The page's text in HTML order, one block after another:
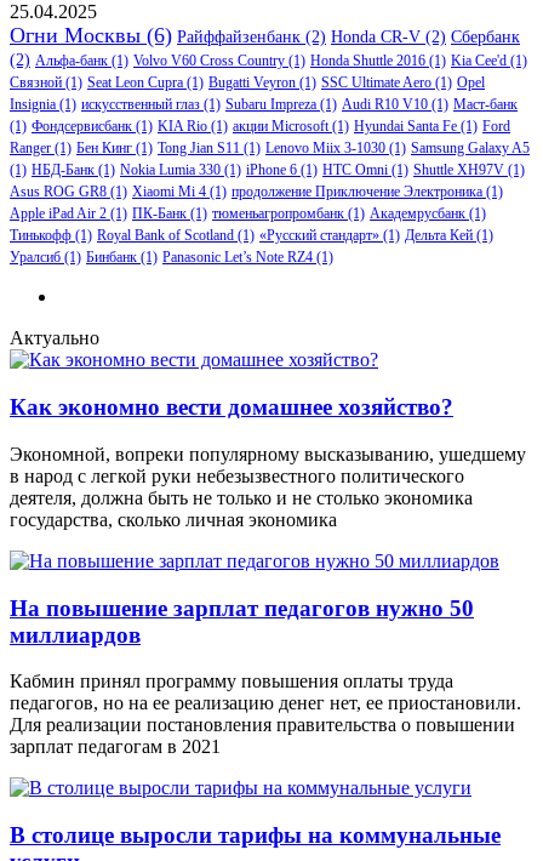
25.04.2025
Огни Москвы (6) Райффайзенбанк (2) Honda CR-V (2) Сбербанк
(2) Альфа-банк (1) Volvo V60 Cross Country (1) Honda Shuttle 2016 (1) Kia Cee'd (1)
Связной (1) Seat Leon Cupra (1) Bugatti Veyron (1) SSC Ultimate Aero (1) Opel
Insignia (1) искусственный глаз (1) Subaru Impreza (1) Audi R10 V10 (1) Маст-банк
(1) Фондсервисбанк (1) KIA Rio (1) акции Microsoft(1) Hyundai Santa Fe (1) Ford
Ranger (1) Бен Кинг (1) Tong Jian S11 (1) Lenovo Miix 3-1030 (1) Samsung Galaxy A5
(1) НБД-Банк (1) Nokia Lumia 330 (1) iPhone 6 (1) HTC Omni (1) Shuttle XH97V (1)
Asus ROG GR8 (1) Xiaomi Mi 4 (1) продолжение Приключение Электроника (1)
Apple iPad Air 2 (1) ПК-Банк (1) тюменьагропромбанк (1) Академрусбанк (1)
Тинькофф (1) Royal Bank of Scotland (1) «Русский стандарт» (1) Дельта Кей (1)
Уралсиб (1) Бинбанк (1) Panasonic Let’s Note RZ4 (1)
Актуально
Как экономно вести домашнее хозяйство?
Экономной, вопреки популярному высказыванию, ушедшему
в народ с легкой руки небезызвестного политического
деятеля, должна быть не только и не столько экономика
государства, сколько личная экономика
На повышение зарплат педагогов нужно 50
миллиардов
Кабмин принял программу повышения оплаты труда
педагогов, но на ее реализацию денег нет, ее приостановили.
Для реализации постановления правительства о повышении
зарплат педагогам в 2021
В столице выросли тарифы на коммунальные